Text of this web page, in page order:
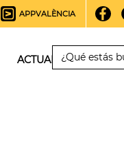
APPVALÈNCIA
ACTUALIDAD